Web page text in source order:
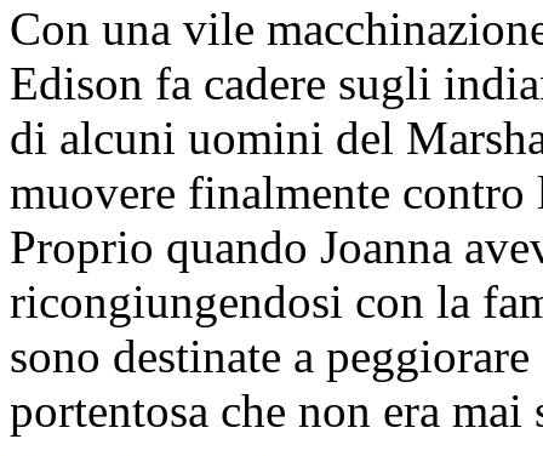
Con una vile
Edison fa cadere sugli
di alcuni uomini del
muovere finalmente
Proprio quando Joanna
ricongiungendosi con la
sono destinate a
portentosa che non era mai